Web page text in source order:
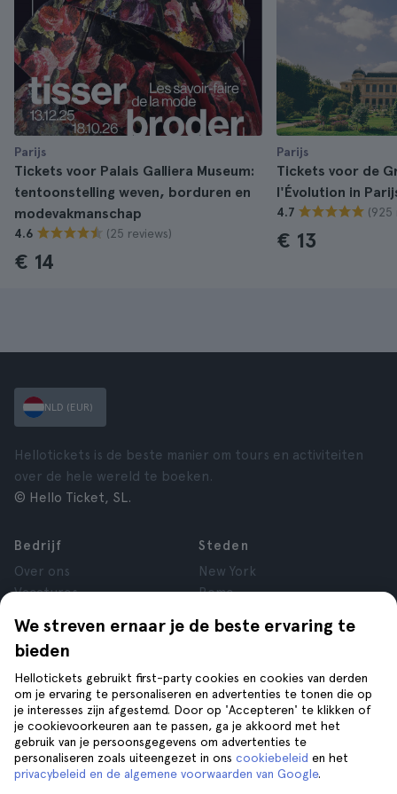
Parijs
Tickets voor Palais Galliera Museum:
tentoonstelling weven, borduren en
modevakmanschap
4.6 (25 reviews)
€ 14
Parijs
Tickets voor de
l'Évolution in
4.7 (925
€ 13
We streven ernaar je de beste ervaring te
bieden
Hellotickets gebruikt first-party cookies en cookies van derden
om je ervaring te personaliseren en advertenties te tonen die op
je interesses zijn afgestemd. Door op 'Accepteren' te klikken of
je cookievoorkeuren aan te passen, ga je akkoord met het
gebruik van je persoonsgegevens om advertenties te
personaliseren zoals uiteengezet in ons cookiebeleid en het
privacybeleid en de algemene voorwaarden van Google.
NLD (EUR)
Hellotickets is de beste manier om tours en activiteiten
over de hele wereld te boeken.
© Hello Ticket, SL.
Bedrijf
Over ons
Vacatures
Reviews
Privacy
Voorwaarden
Juridische kennisgeving
Cookies
Steden
New York
Rome
Londen
Krakau
Tenerife
Help
Volg ons op